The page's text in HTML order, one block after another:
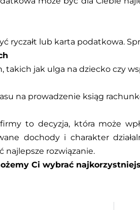
ryczałt lub karta podatkowa.
jak ulga na dziecko czy
na prowadzenie ksiąg
to decyzja, która może
dochody i charakter
najlepsze rozwiązanie.
Ci wybrać